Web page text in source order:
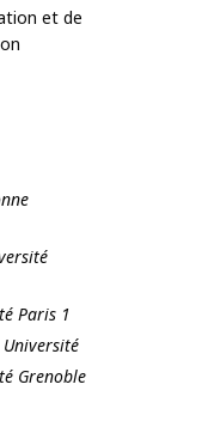
et de
Paris 1
Grenoble